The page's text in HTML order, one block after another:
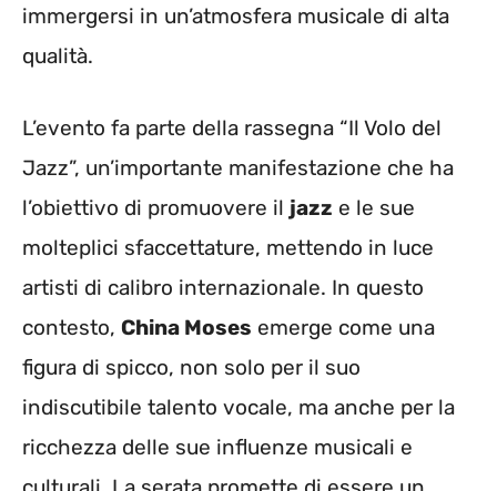
immergersi in un’atmosfera musicale di alta
qualità.
L’evento fa parte della rassegna “Il Volo del
Jazz”, un’importante manifestazione che ha
l’obiettivo di promuovere il jazz e le sue
molteplici sfaccettature, mettendo in luce
artisti di calibro internazionale. In questo
contesto, China Moses emerge come una
figura di spicco, non solo per il suo
indiscutibile talento vocale, ma anche per la
ricchezza delle sue influenze musicali e